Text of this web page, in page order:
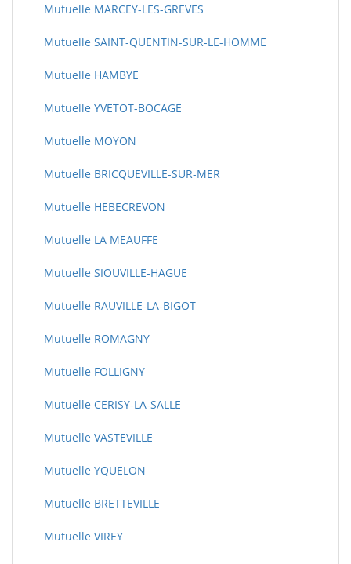
Mutuelle MARCEY-LES-GREVES
Mutuelle SAINT-QUENTIN-SUR-LE-HOMME
Mutuelle HAMBYE
Mutuelle YVETOT-BOCAGE
Mutuelle MOYON
Mutuelle BRICQUEVILLE-SUR-MER
Mutuelle HEBECREVON
Mutuelle LA MEAUFFE
Mutuelle SIOUVILLE-HAGUE
Mutuelle RAUVILLE-LA-BIGOT
Mutuelle ROMAGNY
Mutuelle FOLLIGNY
Mutuelle CERISY-LA-SALLE
Mutuelle VASTEVILLE
Mutuelle YQUELON
Mutuelle BRETTEVILLE
Mutuelle VIREY